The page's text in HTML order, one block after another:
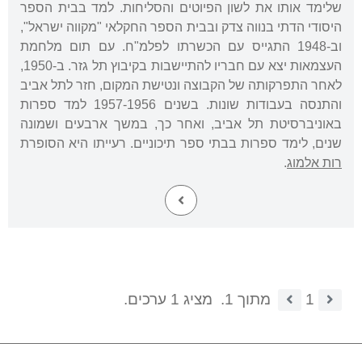
שלימד אותו את לשון הפיוטים והסליחות. למד בבית הספר
היסודי הדתי בנווה צדק ובבית הספר החקלאי "מקווה ישראל",
וב-1948 התגייס עם הכשרתו לפלמ"ח. עם תום מלחמת
העצמאות יצא עם חבריו להתיישבות בקיבוץ תל גזר. ב-1950,
לאחר התפרקותה של הקבוצה ונטישת המקום, חזר לתל אביב
והתנסה בעבודות שונות. בשנים 1957-1956 למד ספרות
באוניברסיטת תל אביב, ואחר כך, במשך ארבעים ושמונה
שנים, לימד ספרות בבתי ספר תיכוניים. רעייתו היא הסופרת
רות אלמוג.
1 מתוך 1. מציג 1 ערכים.